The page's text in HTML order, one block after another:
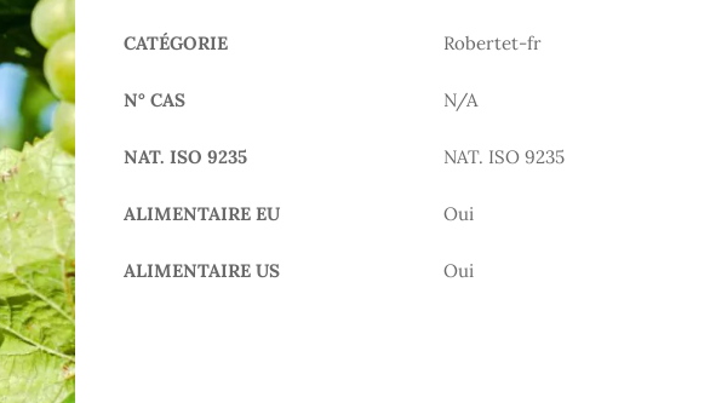
CATÉGORIE Robertet-fr
N° CAS N/A
NAT. ISO 9235 NAT. ISO 9235
ALIMENTAIRE EU Oui
ALIMENTAIRE US Oui